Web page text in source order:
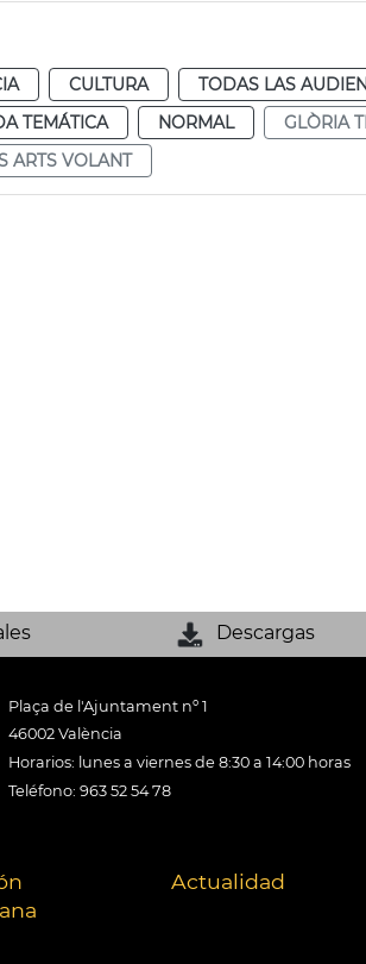
CULTURA
TODAS LAS
TEMÁTICA NORMAL
GLÒRIA
ARTS VOLANT
Descargas
Plaça de l'Ajuntament nº 1
46002 València
Horarios: lunes a viernes de 8:30 a 14:00 horas
Teléfono: 963 52 54 78
Actualidad